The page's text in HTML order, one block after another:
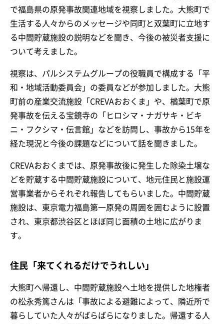
で福島県の原発事故関連地域を視察しました。大熊町で
生活する人々からのメッセージや同町と双葉町に立地す
る中間貯蔵施設の説明などを聞き、今後の被災者支援に
ついて考えました。
視察は、パルシステムグループの役職員で構成する「平
和・地域活動委員会」の委員などが参加しました。大熊
町前の産業交流施設「CREVAおおくま」や、楢葉町で原
発事故を伝える宝鏡寺の「ヒロシマ・ナガサキ・ビキ
ニ・フクシマ・伝言館」などを訪問し、事故から15年を
経た現況と今後の課題などについて話を聞きました。
CREVAおおくまでは、原発事故後に発生した除染土壌な
どを貯蔵する中間貯蔵施設について、地元住民と施設運
営事業者からそれぞれ報告してもらいました。中間貯蔵
施設は、東京電力福島第一原発の周囲を囲むように設置
され、東京都渋谷区とほぼ同じ面積の土地に広がりま
す。
住民「来てくれるだけでうれしい」
大熊町へ帰還し、中間貯蔵施設へ土地を提供した地権者
の松永秀篤さんは「事故による避難によって、隣近所で
暮らしていた人々がばらばらになりました。帰還する人